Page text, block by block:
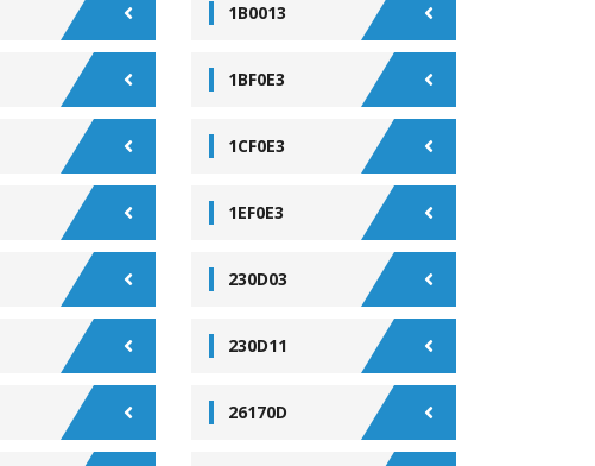
1B0013
1BF0E3
1CF0E3
1EF0E3
230D03
230D11
26170D